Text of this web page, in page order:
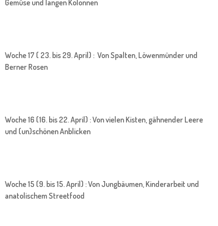
Gemüse und langen Kolonnen
Woche 17 ( 23. bis 29. April) : Von Spalten, Löwenmünder und
Berner Rosen
Woche 16 (16. bis 22. April) : Von vielen Kisten, gähnender Leere
und (un)schönen Anblicken
Woche 15 (9. bis 15. April) : Von Jungbäumen, Kinderarbeit und
anatolischem Streetfood